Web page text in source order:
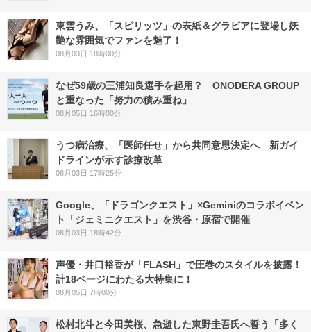
東雲うみ、「スピリッツ」の表紙＆グラビアに登場し妖
艶な雰囲気でファンを魅了！
08月03日 18時00分
なぜ59歳の三浦知良選手を起用？ ONODERA GROUP
と重なった「努力の積み重ね」
08月05日 16時00分
うつ病治療、「医師任せ」から共同意思決定へ 新ガイ
ドラインが示す診療改革
08月03日 17時25分
Google、「ドラゴンクエスト」×Geminiのコラボイベン
ト「ジェミニクエスト」を渋谷・原宿で開催
08月03日 18時42分
声優・井口裕香が「FLASH」で圧巻のスタイルを披露！
計18ページにわたる大特集に！
08月05日 7時00分
松村北斗と今田美桜、急逝した東野圭吾氏へ誓う「多く